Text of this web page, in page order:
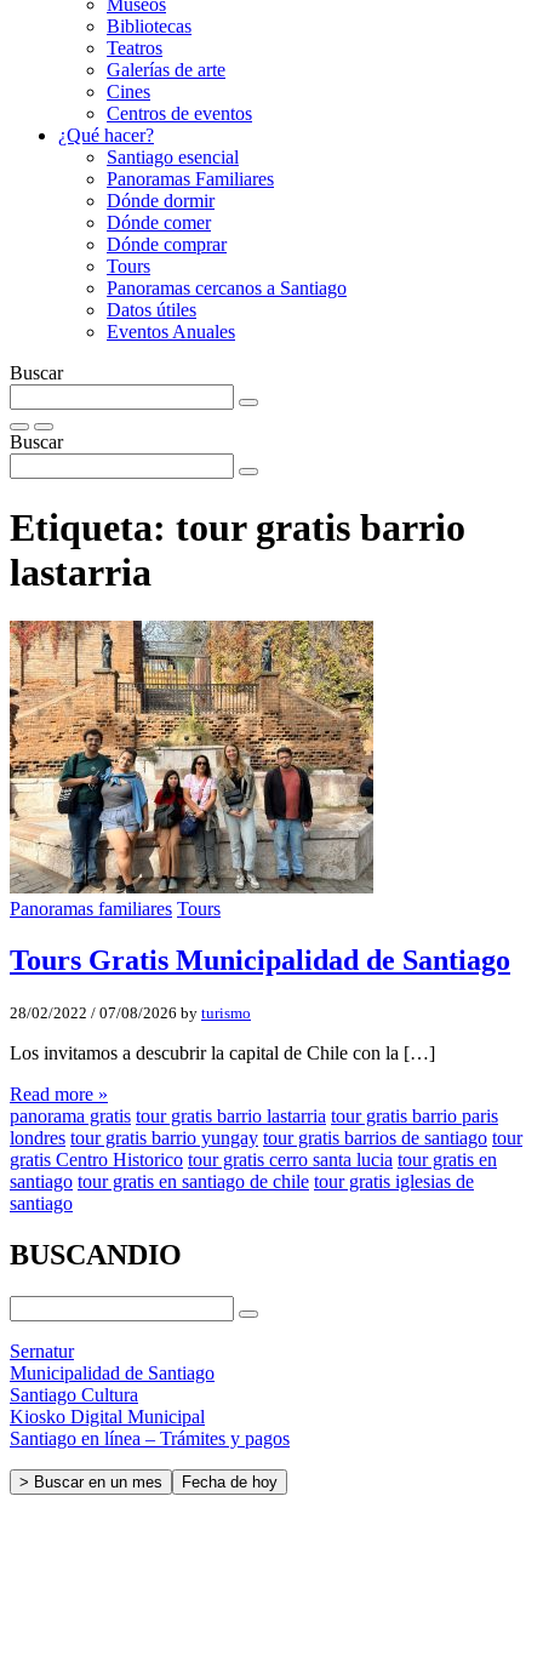
Museos
Bibliotecas
Teatros
Galerí­as de arte
Cines
Centros de eventos
¿Qué hacer?
Santiago esencial
Panoramas Familiares
Dónde dormir
Dónde comer
Dónde comprar
Tours
Panoramas cercanos a Santiago
Datos útiles
Eventos Anuales
Buscar
Buscar
Etiqueta: tour gratis barrio
lastarria
Panoramas familiares Tours
Tours Gratis Municipalidad de Santiago
28/02/2022 / 07/08/2026 by turismo
Los invitamos a descubrir la capital de Chile con la […]
Read more »
panorama gratis tour gratis barrio lastarria tour gratis barrio paris
londres tour gratis barrio yungay tour gratis barrios de santiago tour
gratis Centro Historico tour gratis cerro santa lucia tour gratis en
santiago tour gratis en santiago de chile tour gratis iglesias de
santiago
BUSCANDIO
Sernatur
Municipalidad de Santiago
Santiago Cultura
Kiosko Digital Municipal
Santiago en línea – Trámites y pagos
> Buscar en un mes Fecha de hoy